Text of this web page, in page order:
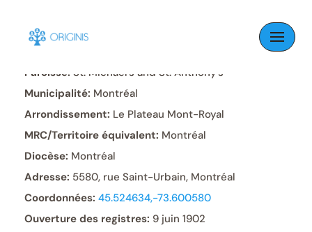
Skip
content
Paroisse: St. Michael’s and St. Anthony’s
Municipalité: Montréal
Arrondissement: Le Plateau Mont-Royal
MRC/Territoire équivalent: Montréal
Diocèse: Montréal
Adresse: 5580, rue Saint-Urbain, Montréal
Coordonnées: 45.524634,-73.600580
Ouverture des registres: 9 juin 1902